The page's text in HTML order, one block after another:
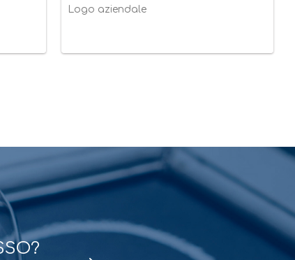
Logo aziendale